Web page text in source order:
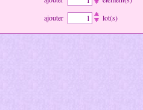
ajouter lot(s)